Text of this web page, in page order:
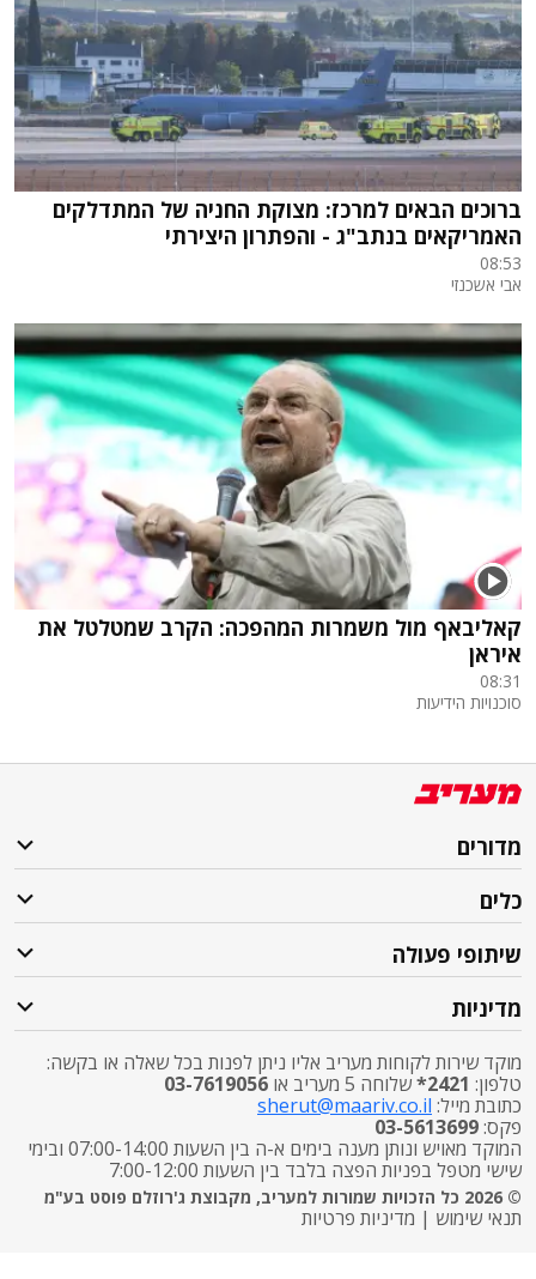
ברוכים הבאים למרכז: מצוקת החניה של המתדלקים
האמריקאים בנתב"ג - והפתרון היצירתי
08:53
אבי אשכנזי
קאליבאף מול משמרות המהפכה: הקרב שמטלטל את
איראן
08:31
סוכנויות הידיעות
מדורים
כלים
שיתופי פעולה
מדיניות
מוקד שירות לקוחות מעריב אליו ניתן לפנות בכל שאלה או בקשה:
טלפון: 2421* שלוחה 5 מעריב או
03-7619056
כתובת מייל: sherut@maariv.co.il
פקס:03-5613699
המוקד מאויש ונותן מענה בימים א-ה בין השעות 07:00-14:00 ובימי
שישי מטפל בפניות הפצה בלבד בין השעות 7:00-12:00
© 2026 כל הזכויות שמורות למעריב, מקבוצת ג'רוזלם פוסט בע"מ
תנאי שימוש | מדיניות פרטיות